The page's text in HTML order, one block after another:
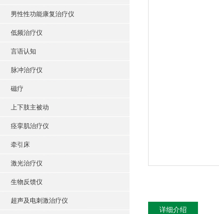
男性性功能康复治疗仪
低频治疗仪
言语认知
脉冲治疗仪
磁疗
上下肢主被动
痉挛肌治疗仪
牵引床
激光治疗仪
生物反馈仪
超声及电刺激治疗仪
详细介绍